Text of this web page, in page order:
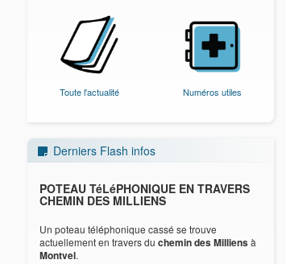
Toute l'actualité Numéros utiles
Derniers Flash infos
POTEAU TéLéPHONIQUE EN TRAVERS
CHEMIN DES MILLIENS
Un poteau téléphonique cassé se trouve
actuellement en travers du chemin des Milliensà
Montvel.